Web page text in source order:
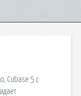
Cubase 5 с